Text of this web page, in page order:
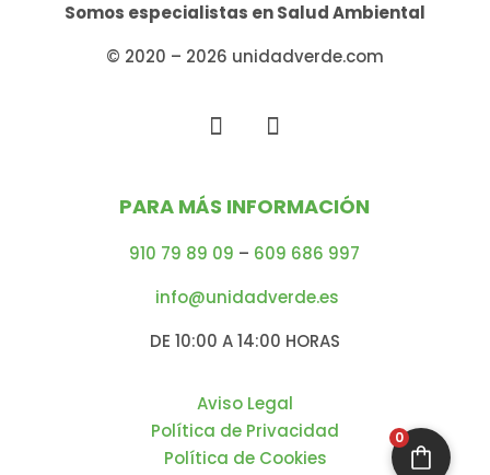
Somos especialistas enSalud Ambiental
© 2020 – 2026 unidadverde.com
PARA MÁS INFORMACIÓN
910 79 89 09 – 609 686 997
info@unidadverde.es
DE 10:00 A 14:00 HORAS
Aviso Legal
Política de Privacidad
Política de Cookies
0